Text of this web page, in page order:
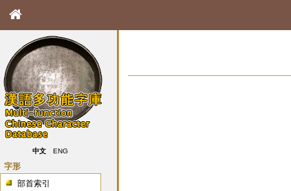
中文 ENG
字形
部首索引